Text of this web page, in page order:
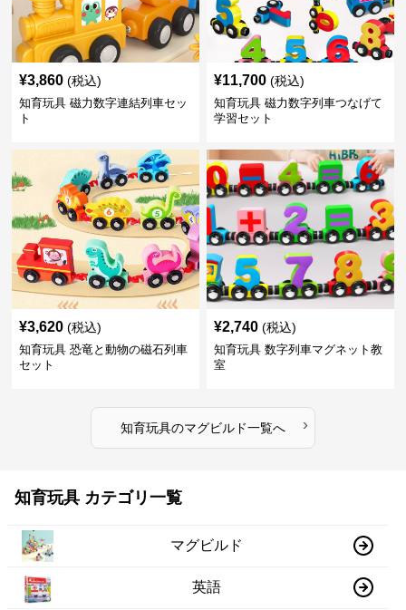
¥3,860 (税込)
知育玩具 磁力数字連結列車セッ
ト
¥11,700 (税込)
知育玩具 磁力数字列車つなげて
学習セット
¥3,620 (税込)
知育玩具 恐竜と動物の磁石列車
セット
¥2,740 (税込)
知育玩具 数字列車マグネット教
室
知育玩具のマグビルド一覧へ ›
知育玩具 カテゴリ一覧
マグビルド
英語